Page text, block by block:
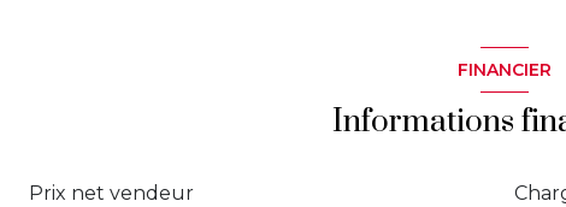
FINANCIER
Informations
Prix net vendeur